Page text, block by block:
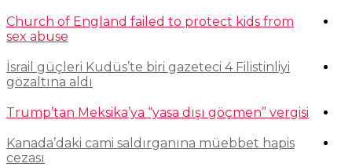
Church of England failed to protect kids from
sex abuse
İsrail güçleri Kudüs’te biri gazeteci 4 Filistinliyi
gözaltına aldı
Trump’tan Meksika’ya “yasa dışı göçmen” vergisi
Kanada’daki cami saldırganına müebbet hapis
cezası